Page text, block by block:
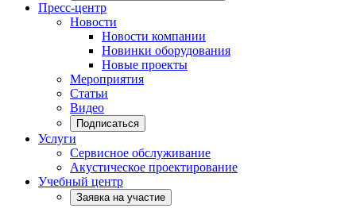
Пресс-центр
Новости
Новости компании
Новинки оборудования
Новые проекты
Мероприятия
Статьи
Видео
Подписаться
Услуги
Сервисное обслуживание
Акустическое проектирование
Учебный центр
Заявка на участие